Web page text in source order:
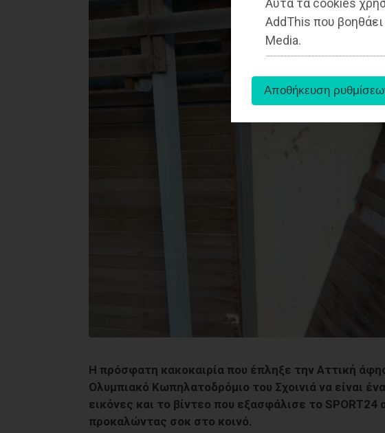
Αυτά τα cookies
AddThis που βοηθάει
Media.
Η πρόσφατη κακοκαιρία που έπληξε την Αττική
Ολυμπιακό Κωπηλατοδρόμιο του Σχοινιά να είναι
εικόνες και το βίντεο που εξασφάλισε το
προκαλώντας σοκ στο κοινό.